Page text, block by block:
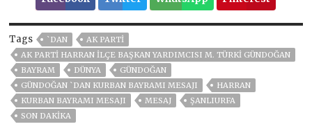
Tags `DAN
AK PARTİ
AK PARTI HARRAN İLÇE BAŞKAN YARDIMCISI M. TÜRKI GÜNDOĞAN
BAYRAM
DÜNYA
GÜNDOĞAN
GÜNDOĞAN `DAN KURBAN BAYRAMI MESAJI
HARRAN
KURBAN BAYRAMI MESAJI
MESAJ
ŞANLIURFA
SON DAKIKA